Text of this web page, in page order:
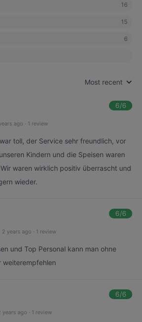
16
15
6
Most recent
6/6
ago · 1 review
toll, der Service sehr freundlich, vor
Kindern und die Speisen waren
waren wirklich positiv überrascht und
wieder.
6/6
2 years ago · 1 review
und Top Personal kann man ohne
weiterempfehlen
6/6
years ago · 1 review